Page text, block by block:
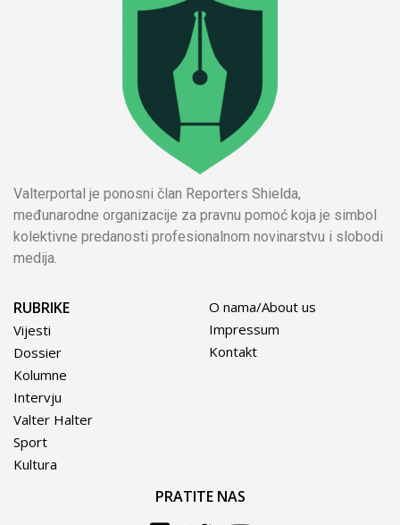
Valterportal je ponosni član Reporters Shielda,
međunarodne organizacije za pravnu pomoć koja je simbol
kolektivne predanosti profesionalnom novinarstvu i slobodi
medija.
RUBRIKE
Vijesti
Dossier
Kolumne
Intervju
Valter Halter
Sport
Kultura
O nama/About us
Impressum
Kontakt
PRATITE NAS